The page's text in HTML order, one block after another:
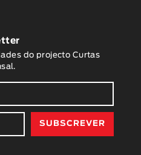
do projecto Curtas